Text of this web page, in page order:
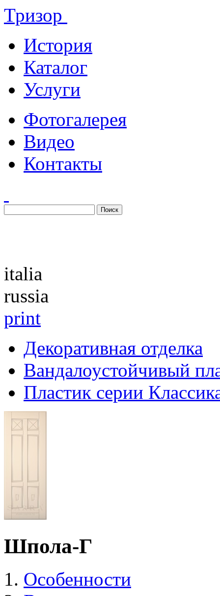
Тризор
История
Каталог
Услуги
Фотогалерея
Видео
Контакты
italia
russia
print
Декоративная отделка
Вандалоустойчивый
Пластик серии
Шпола-Г
Особенности